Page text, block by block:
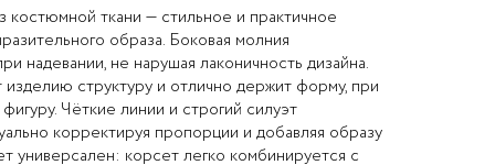
костюмной ткани — стильное и практичное
образа. Боковая молния
надевании, не нарушая лаконичность дизайна.
изделию структуру и отлично держит форму, при
Чёткие линии и строгий силуэт
корректируя пропорции и добавляя образу
универсален: корсет легко комбинируется с